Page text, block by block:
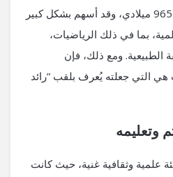
البصرة في العراق في عام 965 ميلادي، وقد أسهم بشكل كبير
بما في ذلك الرياضيات،
الطبيعية. ومع ذلك، فإن
التي جعلته يُعرف بلقب “رائد
وتعليمه
علمية وثقافية غنية، حيث كانت